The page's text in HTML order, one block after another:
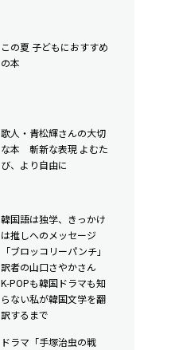
この夏 子どもにおすすめ
の本
歌人・青松輝さんの大切
な本 斬新な表現 よむた
び、より自由に
韓国語は独学、きっかけ
は推しへのメッセージ
「ブロッコリーパンチ」
訳者の山口さやかさん
K-POPも韓国ドラマも知
らない私が韓国文学を翻
訳するまで
ドラマ「手塚治虫の戦